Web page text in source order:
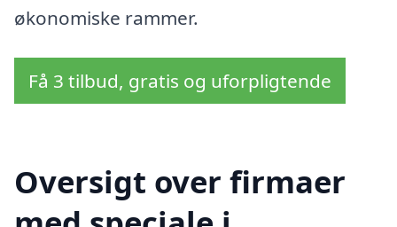
økonomiske rammer.
Få 3 tilbud, gratis og uforpligtende
Oversigt over firmaer